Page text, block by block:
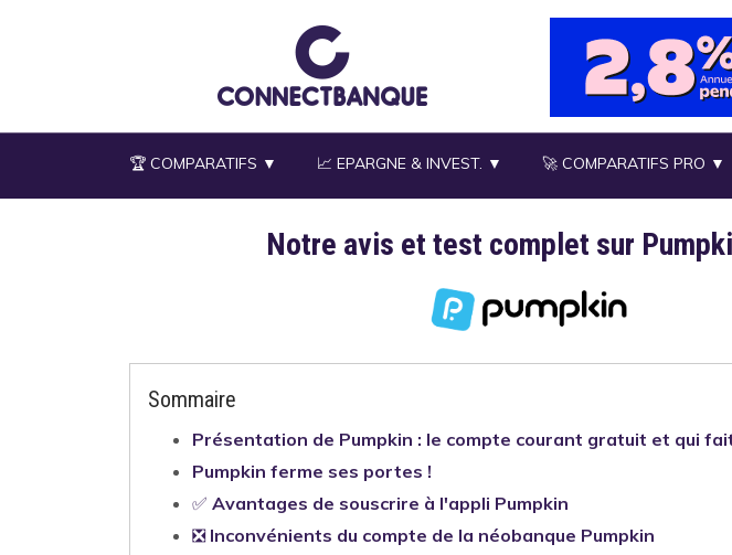
🏆 COMPARATIFS ▼ 📈 EPARGNE & INVEST. ▼ 🚀 COMPARATIFS PRO ▼
Notre avis et test complet sur
Sommaire
Présentation de Pumpkin : le compte courant gratuit et qui
Pumpkin ferme ses portes !
✅ Avantages de souscrire à l'appli Pumpkin
❎ Inconvénients du compte de la néobanque Pumpkin